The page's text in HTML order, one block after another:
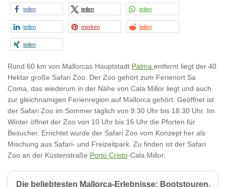
teilen teilen teilen
teilen merken teilen
teilen
Rund 60 km von Mallorcas Hauptstadt Palma entfernt liegt der 40
Hektar große Safari Zoo. Der Zoo gehört zum Ferienort Sa
Coma, das wiederum in der Nähe von Cala Millor liegt und auch
zur gleichnamigen Ferienregion auf Mallorca gehört. Geöffnet ist
der Safari Zoo im Sommer täglich von 9.30 Uhr bis 18.30 Uhr. Im
Winter öffnet der Zoo von 10 Uhr bis 16 Uhr die Pforten für
Besucher. Errichtet wurde der Safari Zoo vom Konzept her als
Mischung aus Safari- und Freizeitpark. Zu finden ist der Safari
Zoo an der Küstenstraße Porto Cristo-Cala Millor.
Die beliebtesten Mallorca-Erlebnisse: Bootstouren,